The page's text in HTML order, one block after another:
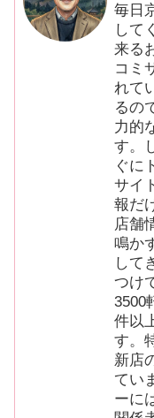
毎日
して
来る
コミ
れて
るの
力的
す。
ぐに
サイ
報だ
店舗
鳴か
して
つけ
3500
件以
す。
新店
てい
ーに